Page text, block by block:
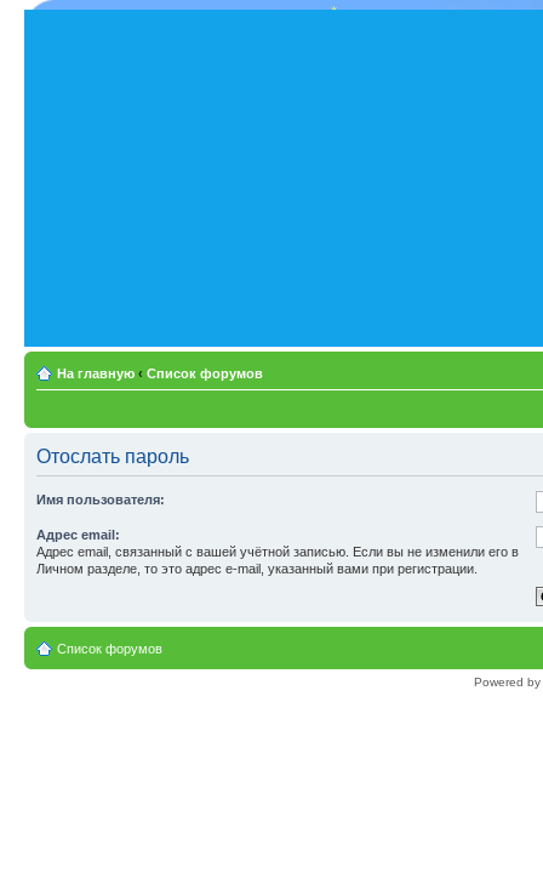
На главную ‹ Список форумов
Отослать пароль
Имя пользователя:
Адрес email:
Адрес email, связанный с вашей учётной записью. Если вы не изменили его в
Личном разделе, то это адрес e-mail, указанный вами при регистрации.
Список форумов
Powered by